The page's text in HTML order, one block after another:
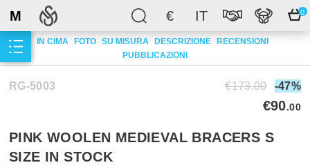
€ IT 0
M
IN CIMA FOTO SU MISURA DESCRIZIONE
RECENSIONI
PUBBLICAZIONI
RG-5003 €173.00 -47%
€90.00
PINK WOOLEN MEDIEVAL BRACERS S
SIZE IN STOCK